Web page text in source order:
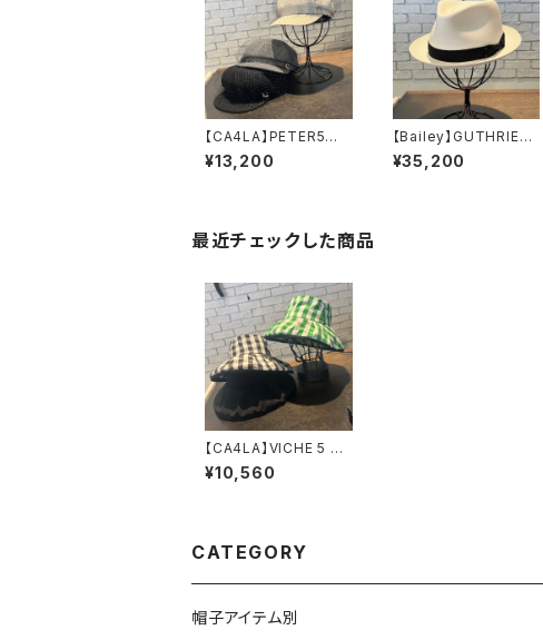
【CA4LA】PETER5
キャスケット
KTZ02693
¥13,200
【Bailey】GUTHRIE
¥35,200
最近チェックした商品
【CA4LA】VICHE 5 CH
ハット SHK
01306
¥10,560
CATEGORY
帽子アイテム別